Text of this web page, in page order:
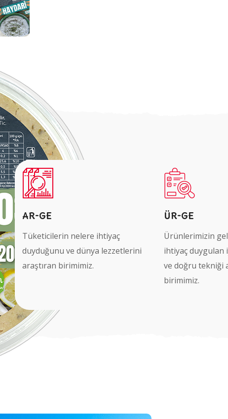
AR-GE
Tüketicilerin nelere ihtiyaç
duyduğunu ve dünya lezzetlerini
araştıran birimimiz.
ÜR-GE
Ürünlerimizin
ihtiyaç duygulan
ve doğru tekniği
birimimiz.